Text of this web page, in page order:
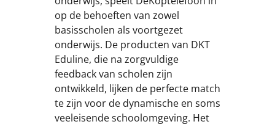
op de behoeften van zowel
basisscholen als voortgezet
onderwijs. De producten van DKT
Eduline, die na zorgvuldige
feedback van scholen zijn
ontwikkeld, lijken de perfecte match
te zijn voor de dynamische en soms
veeleisende schoolomgeving. Het